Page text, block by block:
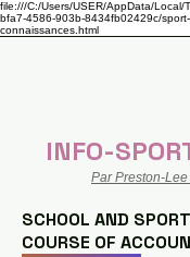
file:///C:/Users/USER/AppData/
bfa7-4586-903b-8434fb02429c/
connaissances.html
INFO-
Par Preston-Lee
SCHOOL AND
COURSE OF